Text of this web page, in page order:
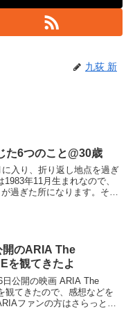
九荻 新
た6つのこと@30歳
入り、折り返し地点を過ぎ
1983年11月生まれなので、
過ぎた所になります。そん
開のARIA The
を観てきたよ
日公開の映画 ARIA The
観てきたので、感想などを
ファンの方はさらっと読